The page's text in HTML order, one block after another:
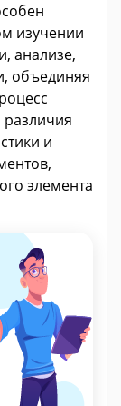
изучении
анализе,
объединяя
различия
и
элемента